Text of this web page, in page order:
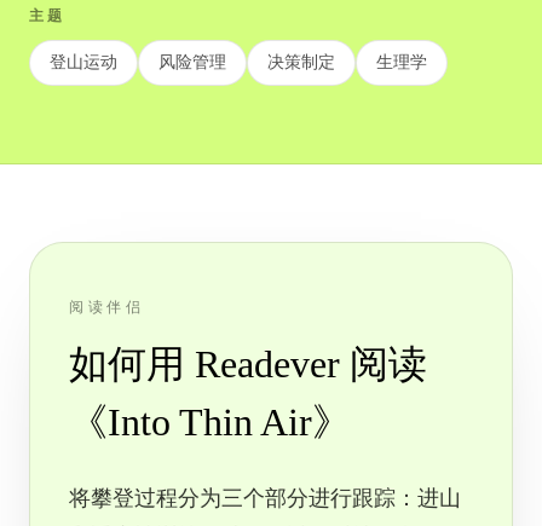
主题
登山运动 风险管理 决策制定 生理学
阅读伴侣
如何用 Readever 阅读
《Into Thin Air》
将攀登过程分为三个部分进行跟踪：进山